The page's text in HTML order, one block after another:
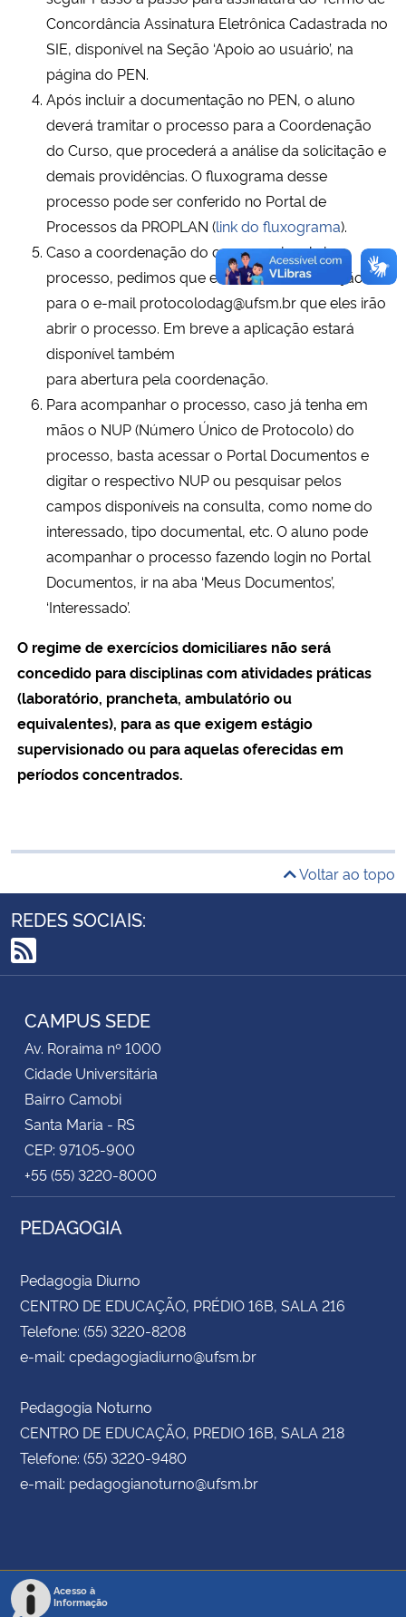
Concordância Assinatura Eletrônica Cadastrada no
SIE, disponível na Seção ‘Apoio ao usuário’, na
página do PEN.
Após incluir a documentação no PEN, o aluno
deverá tramitar o processo para a Coordenação
do Curso, que procederá a análise da solicitação e
demais providências. O fluxograma desse
processo pode ser conferido no Portal de
Processos da PROPLAN (link do fluxograma).
Caso a coordenação do curso queira abrir o
processo, pedimos que envie a documentação
para o e-mail protocolodag@ufsm.br que eles irão
abrir o processo. Em breve a aplicação estará
disponível também
para abertura pela coordenação.
Para acompanhar o processo, caso já tenha em
mãos o NUP (Número Único de Protocolo) do
processo, basta acessar o Portal Documentos e
digitar o respectivo NUP ou pesquisar pelos
campos disponíveis na consulta, como nome do
interessado, tipo documental, etc. O aluno pode
acompanhar o processo fazendo login no Portal
Documentos, ir na aba ‘Meus Documentos’,
‘Interessado’.
O regime de exercícios domiciliares não será
concedido para disciplinas com atividades práticas
(laboratório, prancheta, ambulatório ou
equivalentes), para as que exigem estágio
supervisionado ou para aquelas oferecidas em
períodos concentrados.
Voltar ao topo
REDES SOCIAIS:
RSS
CAMPUS SEDE
Av. Roraima nº 1000
Cidade Universitária
Bairro Camobi
Santa Maria - RS
CEP: 97105-900
+55 (55) 3220-8000
PEDAGOGIA
Pedagogia Diurno
CENTRO DE EDUCAÇÃO, PRÉDIO 16B, SALA 216
Telefone: (55) 3220-8208
e-mail: cpedagogiadiurno@ufsm.br
Pedagogia Noturno
CENTRO DE EDUCAÇÃO, PREDIO 16B, SALA 218
Telefone: (55) 3220-9480
e-mail: pedagogianoturno@ufsm.br
Acesso à
Informação